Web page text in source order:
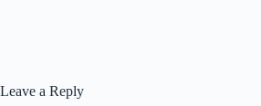
Leave a Reply